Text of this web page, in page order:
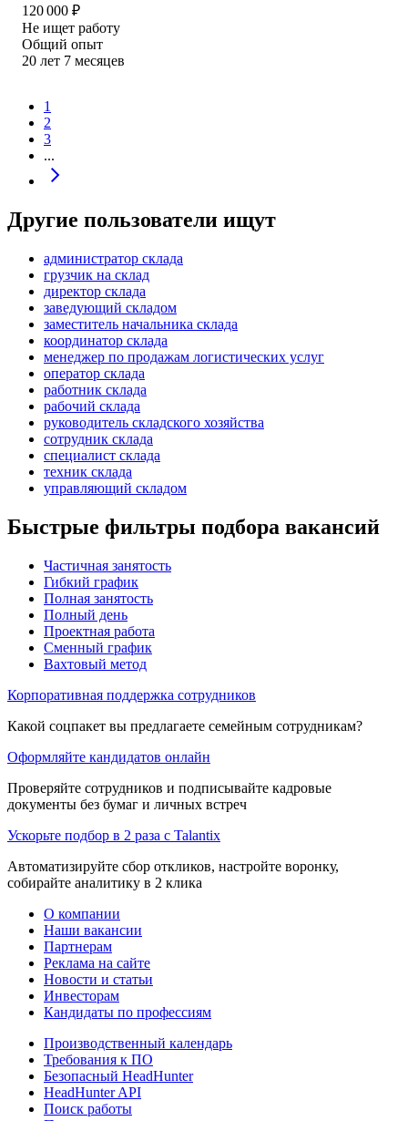
120 000 ₽
Не ищет работу
Общий опыт
20 лет 7 месяцев
1
2
3
...
Другие пользователи ищут
администратор склада
грузчик на склад
директор склада
заведующий складом
заместитель начальника склада
координатор склада
менеджер по продажам логистических услуг
оператор склада
работник склада
рабочий склада
руководитель складского хозяйства
сотрудник склада
специалист склада
техник склада
управляющий складом
Быстрые фильтры подбора вакансий
Частичная занятость
Гибкий график
Полная занятость
Полный день
Проектная работа
Сменный график
Вахтовый метод
Корпоративная поддержка сотрудников
Какой соцпакет вы предлагаете семейным сотрудникам?
Оформляйте кандидатов онлайн
Проверяйте сотрудников и подписывайте кадровые
документы без бумаг и личных встреч
Ускорьте подбор в 2 раза с Talantix
Автоматизируйте сбор откликов, настройте воронку,
собирайте аналитику в 2 клика
О компании
Наши вакансии
Партнерам
Реклама на сайте
Новости и статьи
Инвесторам
Кандидаты по профессиям
Производственный календарь
Требования к ПО
Безопасный HeadHunter
HeadHunter API
Поиск работы